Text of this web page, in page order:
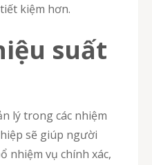
kiệm hơn.
suất
lý trong các nhiệm
sẽ giúp người
nhiệm vụ chính xác,